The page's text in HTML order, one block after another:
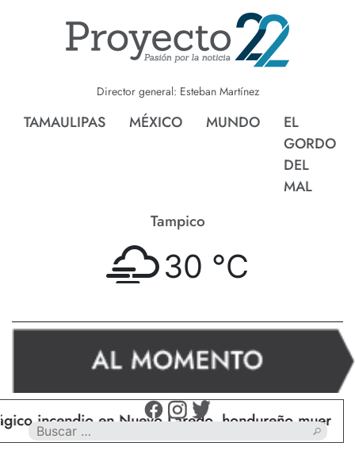
Director general: Esteban Martínez
TAMAULIPAS MÉXICO MUNDO
EL
GORDO
DEL
MAL
Tampico
30 °C
en Nuevo Laredo, hondureño muere calcinado